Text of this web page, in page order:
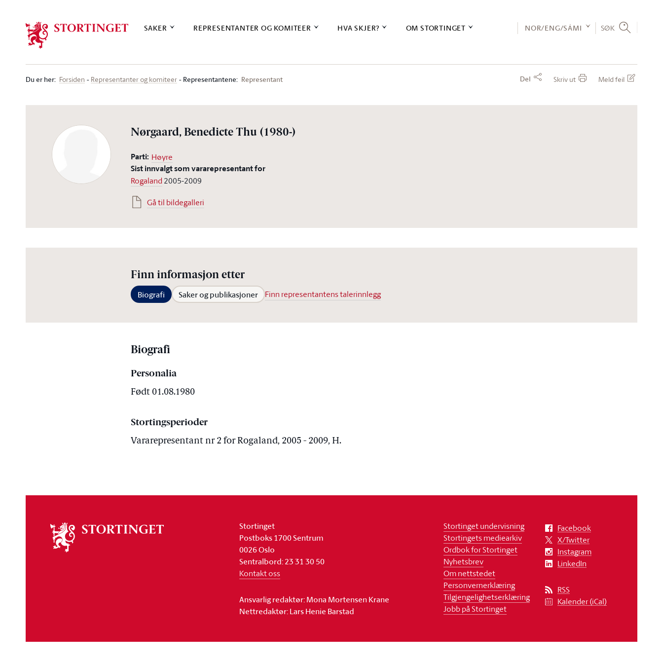
SAKER REPRESENTANTER OG KOMITEER HVA SKJER? OM STORTINGET NOR/ENG/SÁMI SØK
Du er her: Forsiden Representanter og komiteer Representantene: Representant Del Skriv ut Meld feil
Nørgaard, Benedicte Thu (1980-)
Parti: Høyre
Sist innvalgt som vararepresentant for
Rogaland 2005-2009
Gå til bildegalleri
Finn informasjon etter
Biografi Saker og publikasjoner Finn representantens talerinnlegg
Biografi
Personalia
Født 01.08.1980
Stortingsperioder
Vararepresentant nr 2 for Rogaland, 2005 - 2009, H.
stortinget
Stortinget
Postboks 1700 Sentrum
0026 Oslo
Sentralbord: 23 31 30 50
Kontakt oss
Ansvarlig redaktør: Mona Mortensen Krane
Nettredaktør: Lars Henie Barstad
Stortinget undervisning
Stortingets mediearkiv
Ordbok for Stortinget
Nyhetsbrev
Om nettstedet
Personvernerklæring
Tilgjengelighetserklæring
Jobb på Stortinget
Facebook
X/Twitter
Instagram
LinkedIn
RSS
Kalender (iCal)